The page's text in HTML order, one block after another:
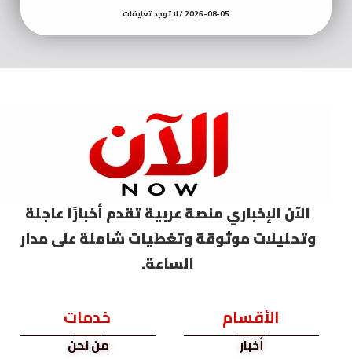
2026-08-05 لا توجد تعليقات
الآن الإخباري منصة عربية تقدم أخبارًا عاجلة
وتحليلات موثوقة وتغطيات شاملة على مدار
الساعة.
الأقسام
أخبار
خدمات
من نحن